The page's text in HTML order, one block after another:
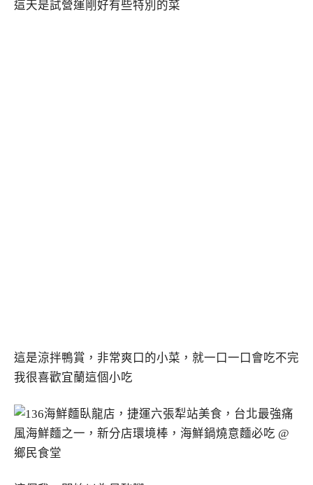
這天是試營運剛好有些特別的菜
這是涼拌鴨賞，非常爽口的小菜，就一口一口會吃不完
我很喜歡宜蘭這個小吃